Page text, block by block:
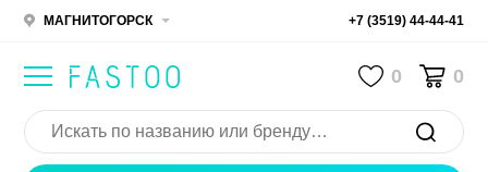
МАГНИТОГОРСК +7 (3519) 44-44-41
0 0